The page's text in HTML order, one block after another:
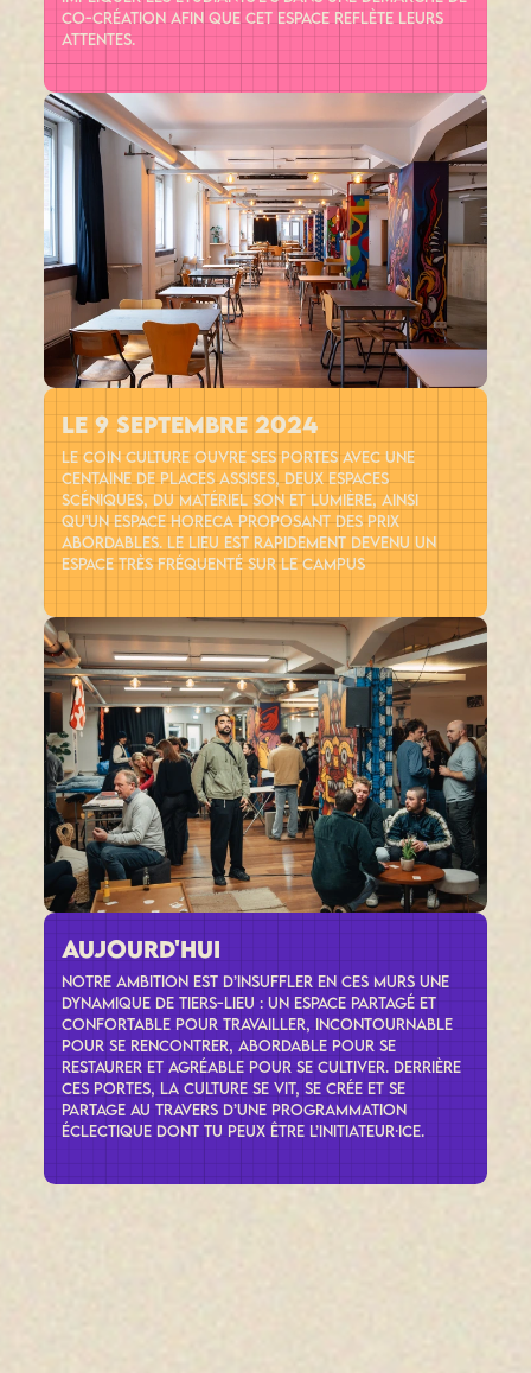
co-création afin que cet espace reflète leurs
attentes.
le 9 septembre 2024
le Coin Culture ouvre ses portes Avec une
centaine de places assises, deux espaces
scéniques, du matériel son et lumière, ainsi
qu'un espace HORECA proposant des prix
abordables. Le lieu est rapidement devenu un
espace très fréquenté sur le campus
aujourd'hui
Notre ambition est d’insuffler en ces murs une
dynamique de tiers-lieu : un espace partagé et
confortable pour travailler, incontournable
pour se rencontrer, abordable pour se
restaurer et agréable pour se cultiver. Derrière
ces portes, la culture se vit, se crée et se
partage au travers d’une programmation
éclectique dont tu peux être l’initiateur·ice.